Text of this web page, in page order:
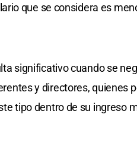
que se considera es
significativo cuando se
y directores, quienes
tipo dentro de su ingreso